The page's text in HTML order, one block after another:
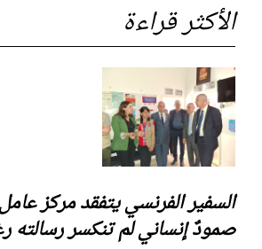
الأكثر قراءة
السفير الفرنسي يتفقد مركز
صمودٌ إنساني لم تنكسر رسالته